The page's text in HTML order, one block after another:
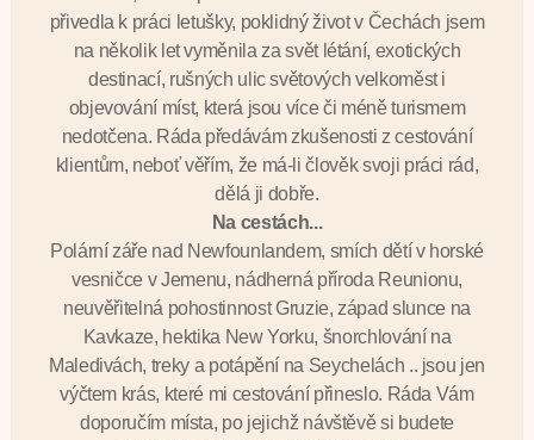
přivedla k práci letušky, poklidný život v Čechách jsem
na několik let vyměnila za svět létání, exotických
destinací, rušných ulic světových velkoměst i
objevování míst, která jsou více či méně turismem
nedotčena. Ráda předávám zkušenosti z cestování
klientům, neboť věřím, že má-li člověk svoji práci rád,
dělá ji dobře.
Na cestách...
Polární záře nad Newfounlandem, smích dětí v horské
vesničce v Jemenu, nádherná příroda Reunionu,
neuvěřitelná pohostinnost Gruzie, západ slunce na
Kavkaze, hektika New Yorku, šnorchlování na
Maledivách, treky a potápění na Seychelách .. jsou jen
výčtem krás, které mi cestování přineslo. Ráda Vám
doporučím místa, po jejichž návštěvě si budete